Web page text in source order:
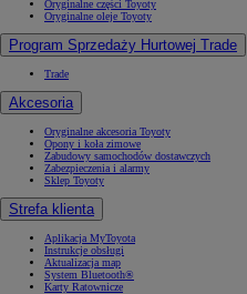
Oryginalne części Toyoty
Oryginalne oleje Toyoty
Program Sprzedaży Hurtowej Trade
Trade
Akcesoria
Oryginalne akcesoria Toyoty
Opony i koła zimowe
Zabudowy samochodów dostawczych
Zabezpieczenia i alarmy
Sklep Toyoty
Strefa klienta
Aplikacja MyToyota
Instrukcje obsługi
Aktualizacja map
System Bluetooth®
Karty Ratownicze